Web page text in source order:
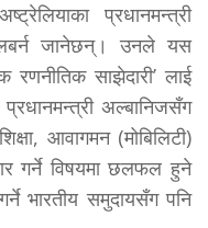
प्रधानमन्त्री
जानेछन्। उनले यस
रणनीतिक साझेदारी’ लाई
अल्बानिजसँग
आवागमन (मोबिलिटी)
गर्ने विषयमा छलफल हुने
भारतीय समुदायसँग पनि